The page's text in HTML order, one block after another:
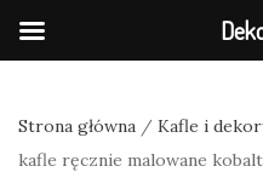
Strona główna / Kafle i
kafle ręcznie malowane